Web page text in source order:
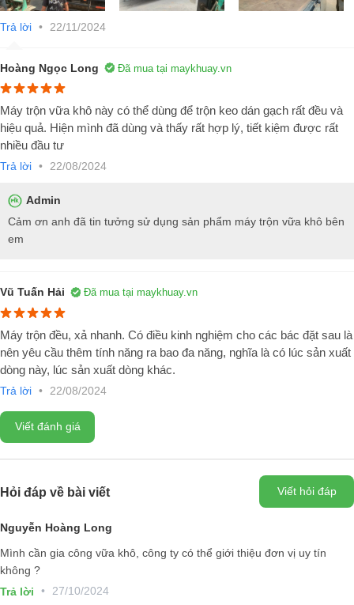
không cần mặt bằng cho việc phối trộn như là loại vữa thông thường,
giúp tiết kiệm mặt bằng hiệu quả, đặc biệt là cho những công trình vốn
Tiết kiệm thời gian thi công
Sử dụng vữa khô, chúng ta chỉ cần cho nước theo hướng dẫn trên bao
bì rồi phối trộn nhanh chóng và sử dụng luôn nên giúp tiết kiệm thời
gian, đẩy nhanh tiến độ thi công.
Liều lượng sử dụng của vữa khô là rất ít. Chiều dày vữa chỉ cần bằng
dính rất cao. Từ đó tiết kiệm chi phí đầu tư.
Thân thiện với môi trường và sức khỏe người sử dụng
trường nên trong quá trình vận chuyển lẫn sử dụng đều rất thân thiện,
an toàn cho môi trường và sức khỏe của con người.
Ngoài ra, một số dòng sản phẩm còn có tính năng hút ẩm, kháng
khuẩn nên rất được ưa chuộng ứng dụng để sửa chữa, xây dựng
trong các công trình công cộng như bệnh viện, trường học, vừa sửa
động khác trong cùng một không gian.
Trả lời • 22/11/2024
Hoàng Ngọc Long Đã mua tại maykhuay.vn
Máy trộn vữa khô này có thể dùng để trộn keo dán gạch rất đều và
hiệu quả. Hiện mình đã dùng và thấy rất hợp lý, tiết kiệm được rất
nhiều đầu tư
Trả lời • 22/08/2024
Admin
Cảm ơn anh đã tin tưởng sử dụng sản phẩm máy trộn vữa khô bên
em
Vũ Tuấn Hải Đã mua tại maykhuay.vn
Máy trộn đều, xả nhanh. Có điều kinh nghiệm cho các bác đặt sau là
nên yêu cầu thêm tính năng ra bao đa năng, nghĩa là có lúc sản xuất
dòng này, lúc sản xuất dòng khác.
Trả lời • 22/08/2024
Viết đánh giá
Hỏi đáp về bài viết Viết hỏi đáp
Nguyễn Hoàng Long
Mình cần gia công vữa khô, công ty có thể giới thiệu đơn vị uy tín
không ?
Trả lời
• 27/10/2024